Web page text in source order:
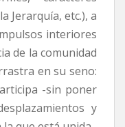
Jerarquía, etc.), a
interiores
de la comunidad
en su seno:
-sin poner
y